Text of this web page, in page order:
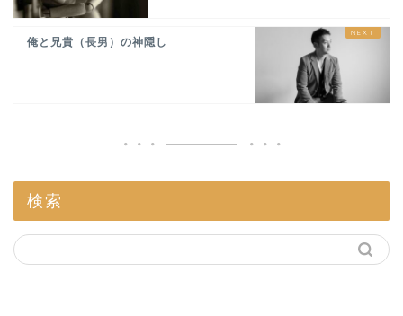
俺と兄貴（長男）の神隠し
検索